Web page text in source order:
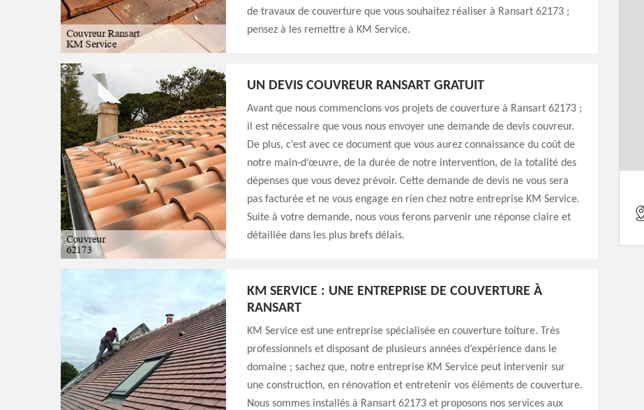
de travaux de couverture que vous souhaitez réaliser à Ransart 62173 ;
pensez à les remettre à KM Service.
UN DEVIS COUVREUR RANSART GRATUIT
Avant que nous commencions vos projets de couverture à Ransart 62173 ;
il est nécessaire que vous nous envoyer une demande de devis couvreur.
De plus, c’est avec ce document que vous aurez connaissance du coût de
notre main-d’œuvre, de la durée de notre intervention, de la totalité des
dépenses que vous devez prévoir. Cette demande de devis ne vous sera
pas facturée et ne vous engage en rien chez notre entreprise KM Service.
Suite à votre demande, nous vous ferons parvenir une réponse claire et
détaillée dans les plus brefs délais.
KM SERVICE : UNE ENTREPRISE DE COUVERTURE À
RANSART
KM Service est une entreprise spécialisée en couverture toiture. Très
professionnels et disposant de plusieurs années d’expérience dans le
domaine ; sachez que, notre entreprise KM Service peut intervenir sur
une construction, en rénovation et entretenir vos éléments de couverture.
Nous sommes installés à Ransart 62173 et proposons nos services aux